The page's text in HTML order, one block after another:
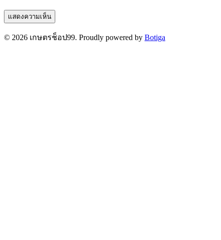
© 2026 เกษตรช็อป99. Proudly powered by Botiga